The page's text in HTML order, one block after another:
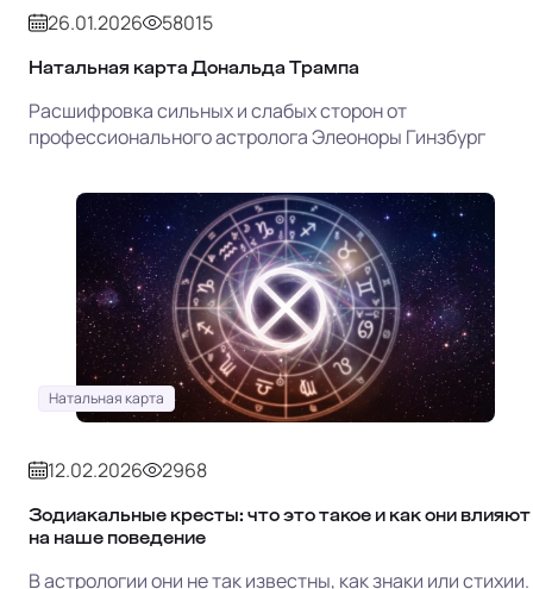
26.01.2026 58015
Натальная карта Дональда Трампа
Расшифровка сильных и слабых сторон от
профессионального астролога Элеоноры Гинзбург
Натальная карта
12.02.2026 2968
Зодиакальные кресты: что это такое и как они влияют
на наше поведение
В астрологии они не так известны, как знаки или стихии.